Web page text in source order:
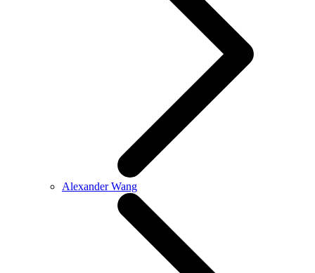
Alexander Wang